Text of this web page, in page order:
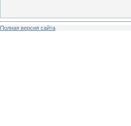
Полная версия сайта